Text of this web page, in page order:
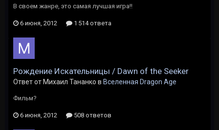
В своем жанре, это самая лучшая игра!!
6 июня, 2012 1 514 ответа
Рождение Искательницы / Dawn of the Seeker
Ответ от Михаил Тананко в Вселенная Dragon Age
Фильм?
6 июня, 2012 508 ответов